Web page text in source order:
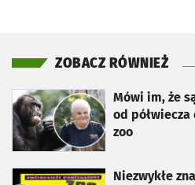
ZOBACZ RÓWNIEŻ
Mówi im, że
od
zoo
otworzy się w nowej karcie
Niezwykłe
otworzy się w nowej karcie